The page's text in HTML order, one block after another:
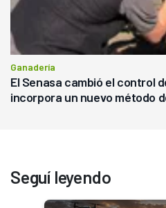
Ganadería
El Senasa cambió el control
incorpora un nuevo método
Seguí leyendo